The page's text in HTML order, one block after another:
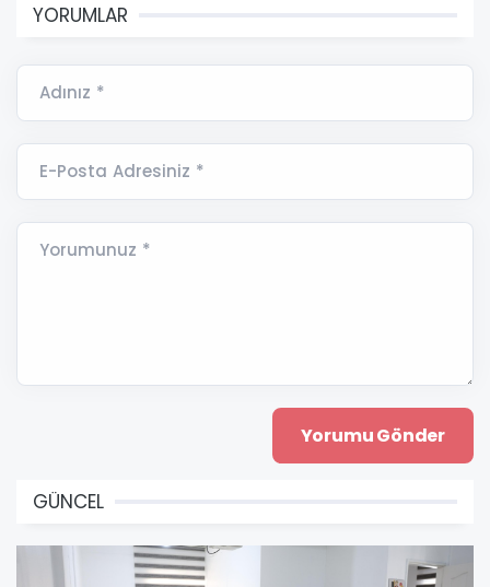
YORUMLAR
Adınız *
E-Posta Adresiniz *
Yorumunuz *
GÜNCEL